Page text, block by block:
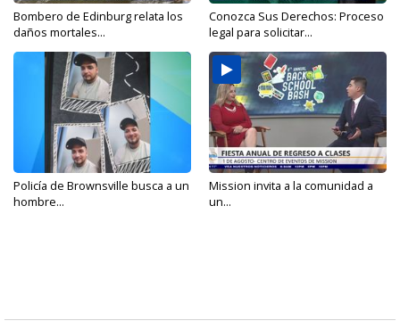
Bombero de Edinburg relata los
daños mortales...
Conozca Sus Derechos: Proceso
legal para solicitar...
Policía de Brownsville busca a un
hombre...
Mission invita a la comunidad a
un...